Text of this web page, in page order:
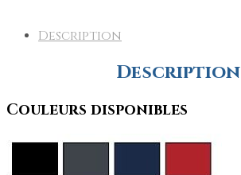
Description
Description
Couleurs disponibles